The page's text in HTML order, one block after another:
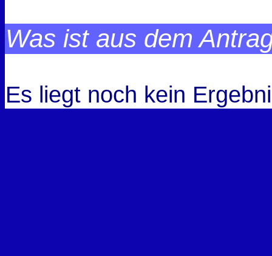
Was ist aus dem
Es liegt noch kein